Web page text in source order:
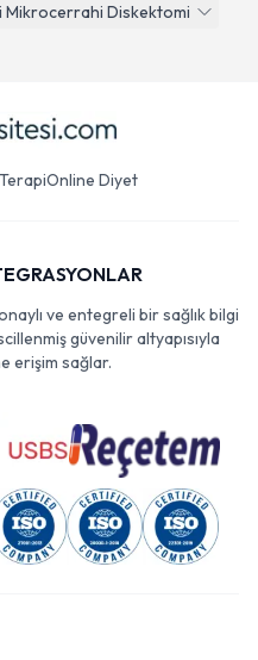
Mikrocerrahi Diskektomi
Online Diyet
ve entegreli bir sağlık bilgi
güvenilir altyapısıyla
erişim sağlar.